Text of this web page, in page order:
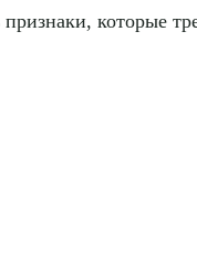
которые